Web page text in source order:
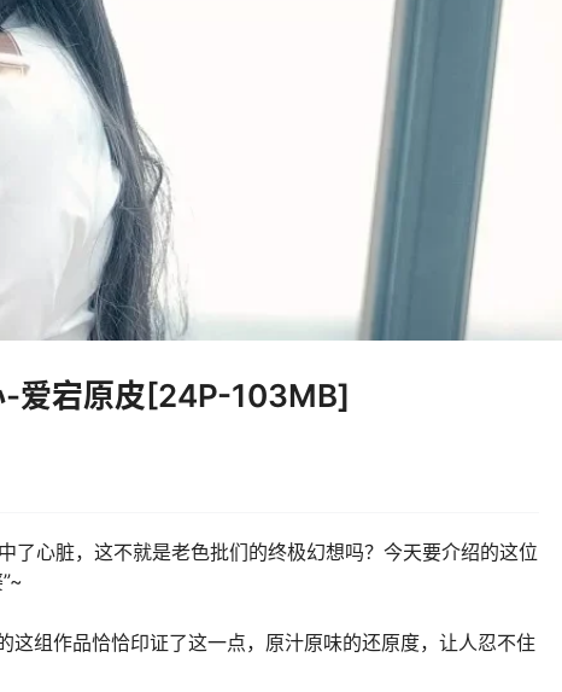
-爱宕原皮[24P-103MB]
了心脏，这不就是老色批们的终极幻想吗？今天要介绍的这位
这组作品恰恰印证了这一点，原汁原味的还原度，让人忍不住